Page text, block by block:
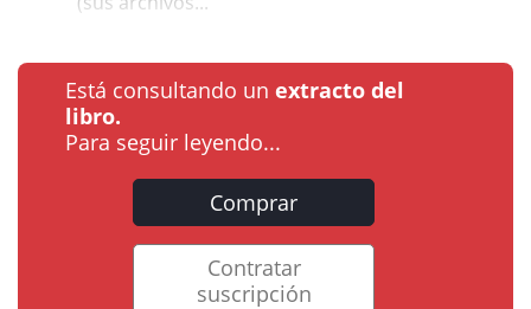
Está consultando un extracto del
libro.
Para seguir leyendo...
Comprar
Contratar
suscripción